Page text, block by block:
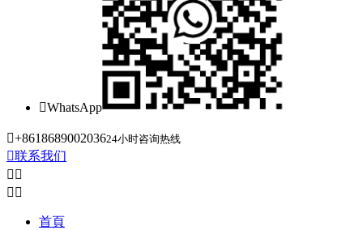
WhatsApp
+861868900203624小时咨询热线
联系我们
 
 
首頁